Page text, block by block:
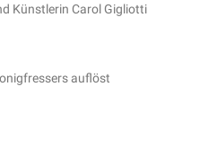
Künstlerin Carol Gigliotti
auflöst